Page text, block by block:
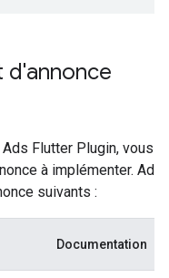
d'annonce
Flutter Plugin, vous
à implémenter. Ad
suivants :
Documentation